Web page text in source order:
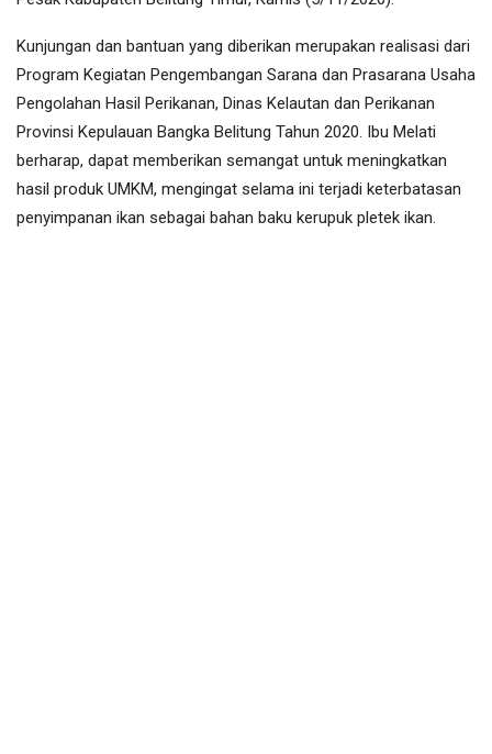
Kunjungan dan bantuan yang diberikan merupakan realisasi dari
Program Kegiatan Pengembangan Sarana dan Prasarana Usaha
Pengolahan Hasil Perikanan, Dinas Kelautan dan Perikanan
Provinsi Kepulauan Bangka Belitung Tahun 2020. Ibu Melati
berharap, dapat memberikan semangat untuk meningkatkan
hasil produk UMKM, mengingat selama ini terjadi keterbatasan
penyimpanan ikan sebagai bahan baku kerupuk pletek ikan.